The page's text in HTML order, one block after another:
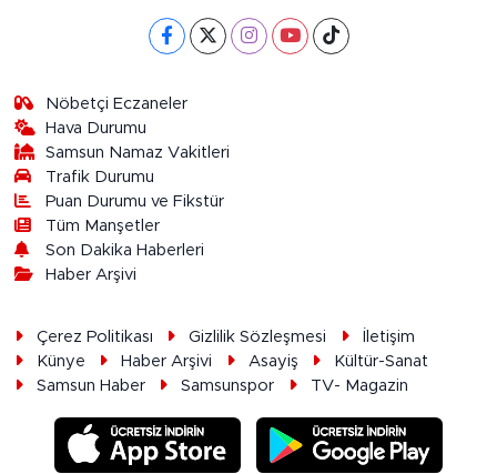
Nöbetçi Eczaneler
Hava Durumu
Samsun Namaz Vakitleri
Trafik Durumu
Puan Durumu ve Fikstür
Tüm Manşetler
Son Dakika Haberleri
Haber Arşivi
Çerez Politikası Gizlilik Sözleşmesi
İletişim
Künye
Haber Arşivi Asayiş
Kültür-Sanat
Samsun Haber
Samsunspor TV- Magazin